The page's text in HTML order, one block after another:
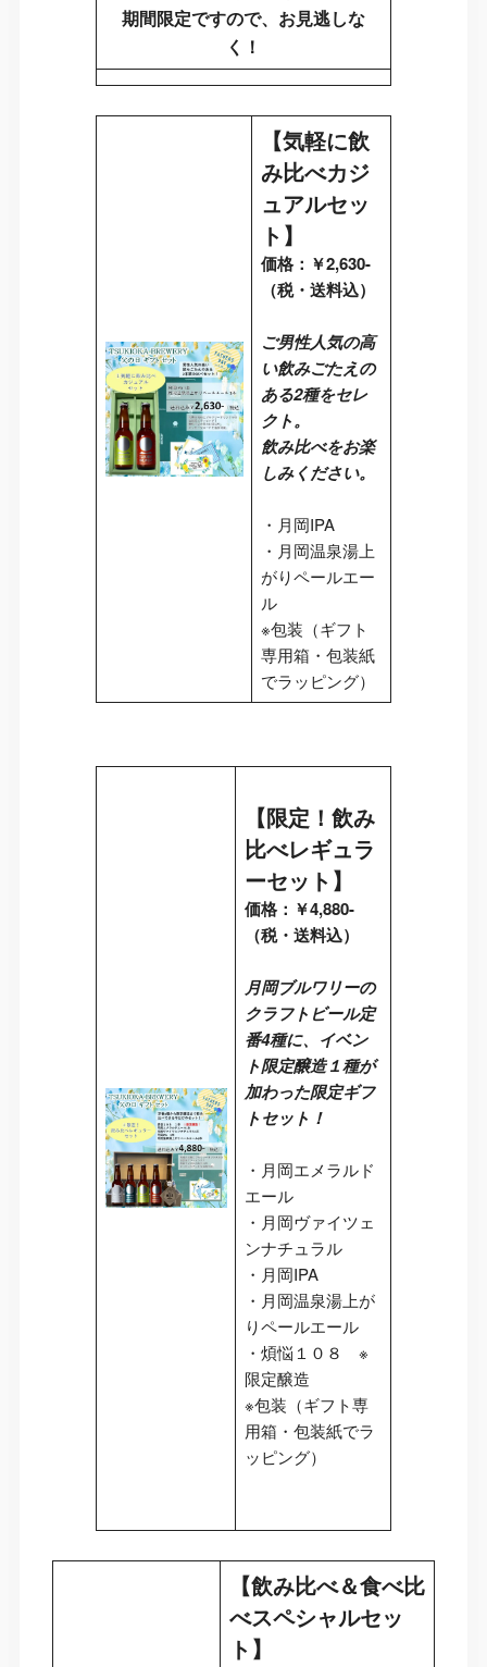
期間限定ですので、お見逃しな
く！
【気軽に飲
み比べカジ
ュアルセッ
ト】
価格：￥2,630-
（税・送料込）
ご男性人気の高
い飲みごたえの
ある2種をセレ
クト。
飲み比べをお楽
しみください。
・月岡IPA
・月岡温泉湯上
がりペールエー
ル
※包装（ギフト
専用箱・包装紙
でラッピング）
【限定！飲み
比べレギュラ
ーセット】
価格：￥4,880-
（税・送料込）
月岡ブルワリーの
クラフトビール定
番4種に、イベン
ト限定醸造１種が
加わった限定ギフ
トセット！
・月岡エメラルド
エール
・月岡ヴァイツェ
ンナチュラル
・月岡IPA
・月岡温泉湯上が
りペールエール
・煩悩１０８ ※
限定醸造
※包装（ギフト専
用箱・包装紙でラ
ッピング）
【飲み比べ＆食べ比
べスペシャルセッ
ト】